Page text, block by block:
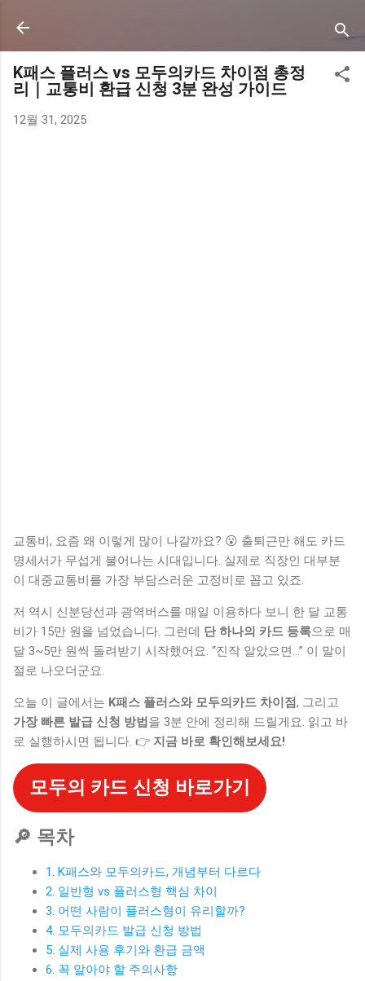
K패스 플러스 vs 모두의카드 차이점 총정
리｜교통비 환급 신청 3분 완성 가이드
12월 31, 2025
교통비, 요즘 왜 이렇게 많이 나갈까요? 😮 출퇴근만 해도 카드
명세서가 무섭게 불어나는 시대입니다. 실제로 직장인 대부분
이 대중교통비를 가장 부담스러운 고정비로 꼽고 있죠.
저 역시 신분당선과 광역버스를 매일 이용하다 보니 한 달 교통
비가 15만 원을 넘었습니다. 그런데 단 하나의 카드 등록으로 매
달 3~5만 원씩 돌려받기 시작했어요. “진작 알았으면…” 이 말이
절로 나오더군요.
오늘 이 글에서는 K패스 플러스와 모두의카드 차이점, 그리고
가장 빠른 발급 신청 방법 을 3분 안에 정리해 드릴게요. 읽고 바
로 실행하시면 됩니다. 👉 지금 바로 확인해보세요!
모두의 카드 신청 바로가기
🔎 목차
1. K패스와 모두의카드, 개념부터 다르다
2. 일반형 vs 플러스형 핵심 차이
3. 어떤 사람이 플러스형이 유리할까?
4. 모두의카드 발급 신청 방법
5. 실제 사용 후기와 환급 금액
6. 꼭 알아야 할 주의사항